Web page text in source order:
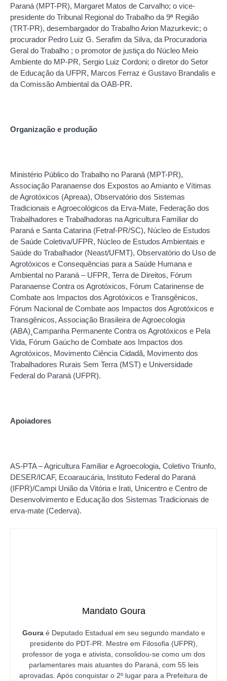
Paraná (MPT-PR), Margaret Matos de Carvalho; o vice-
presidente do Tribunal Regional do Trabalho da 9ª Região
(TRT-PR), desembargador do Trabalho Arion Mazurkevic; o
procurador Pedro Luiz G. Serafim da Silva, da Procuradoria
Geral do Trabalho ; o promotor de justiça do Núcleo Meio
Ambiente do MP-PR, Sergio Luiz Cordoni; o diretor do Setor
de Educação da UFPR, Marcos Ferraz e Gustavo Brandalis e
da Comissão Ambiental da OAB-PR.
Organização e produção
Ministério Público do Trabalho no Paraná (MPT-PR),
Associação Paranaense dos Expostos ao Amianto e Vítimas
de Agrotóxicos (Apreaa), Observatório dos Sistemas
Tradicionais e Agroecológicos da Erva-Mate, Federação dos
Trabalhadores e Trabalhadoras na Agricultura Familiar do
Paraná e Santa Catarina (Fetraf-PR/SC), Núcleo de Estudos
de Saúde Coletiva/UFPR, Núcleo de Estudos Ambientais e
Saúde do Trabalhador (Neast/UFMT), Observatório do Uso de
Agrotóxicos e Consequências para a Saúde Humana e
Ambiental no Paraná – UFPR, Terra de Direitos, Fórum
Paranaense Contra os Agrotóxicos, Fórum Catarinense de
Combate aos Impactos dos Agrotóxicos e Transgênicos,
Fórum Nacional de Combate aos Impactos dos Agrotóxicos e
Transgênicos, Associação Brasileira de Agroecologia
(ABA)¸Campanha Permanente Contra os Agrotóxicos e Pela
Vida, Fórum Gaúcho de Combate aos Impactos dos
Agrotóxicos, Movimento Ciência Cidadã, Movimento dos
Trabalhadores Rurais Sem Terra (MST) e Universidade
Federal do Paraná (UFPR).
Apoiadores
AS-PTA – Agricultura Familiar e Agroecologia, Coletivo Triunfo,
DESER/ICAF, Ecoaraucária, Instituto Federal do Paraná
(IFPR)/Campi União da Vitória e Irati, Unicentro e Centro de
Desenvolvimento e Educação dos Sistemas Tradicionais de
erva-mate (Cederva).
Mandato Goura
Gouraé Deputado Estadual em seu segundo mandato e
presidente do PDT-PR. Mestre em Filosofia (UFPR),
professor de yoga e ativista, consolidou-se como um dos
parlamentares mais atuantes do Paraná, com 55 leis
aprovadas. Após conquistar o 2º lugar para a Prefeitura de